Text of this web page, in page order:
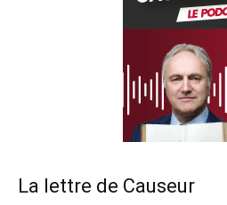
La lettre de Causeur